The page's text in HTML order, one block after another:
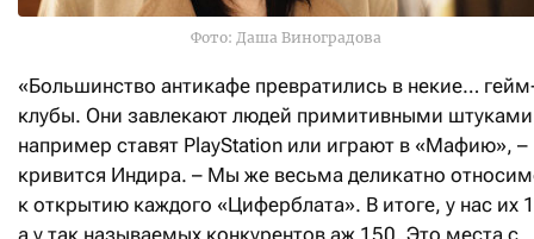
Фото: Даша Виноградова
«Большинство антикафе превратились в некие…
клубы. Они завлекают людей примитивными
например ставят PlayStation или играют в «Мафию», –
кривится Индира. – Мы же весьма деликатно
к открытию каждого «Циферблата». В итоге, у нас их